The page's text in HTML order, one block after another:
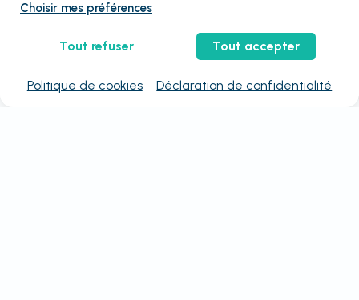
Choisir mes préférences
Tout refuser Tout accepter
Politique de cookies Déclaration de confidentialité